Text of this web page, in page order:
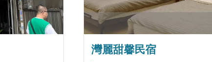
灣麗甜馨民宿